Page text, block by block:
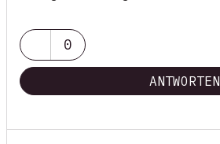
0
ANTWORTEN